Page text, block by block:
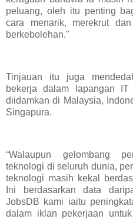
peluang, oleh itu penting
cara menarik, merekrut
berkebolehan."
Tinjauan itu juga
bekerja dalam lapangan
diidamkan di Malaysia,
Singapura.
“Walaupun gelombang
teknologi di seluruh dunia,
teknologi masih kekal
Ini berdasarkan data
JobsDB kami iaitu
dalam iklan pekerjaan